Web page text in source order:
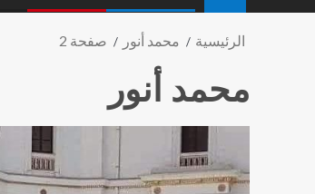
الرئيسية محمد أنور صفحة 2
محمد أنور